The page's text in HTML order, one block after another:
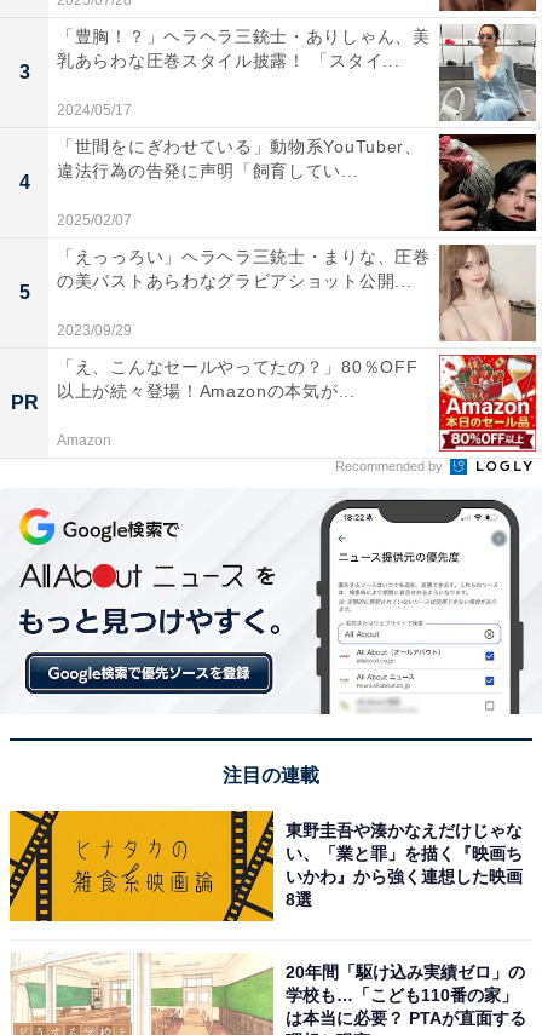
3
「豊胸！？」ヘラヘラ三銃士・ありしゃん、美
乳あらわな圧巻スタイル披露！ 「スタイ...
2024/05/17
4
「世間をにぎわせている」動物系YouTuber、
違法行為の告発に声明「飼育してい...
2025/02/07
5
「えっっろい」ヘラヘラ三銃士・まりな、圧巻
の美バストあらわなグラビアショット公開...
2023/09/29
PR
「え、こんなセールやってたの？」80％OFF
以上が続々登場！Amazonの本気が...
Amazon
Recommended by
注目の連載
東野圭吾や湊かなえだけじゃな
い、「業と罪」を描く『映画ち
いかわ』から強く連想した映画
8選
20年間「駆け込み実績ゼロ」の
学校も…「こども110番の家」
は本当に必要？ PTAが直面する